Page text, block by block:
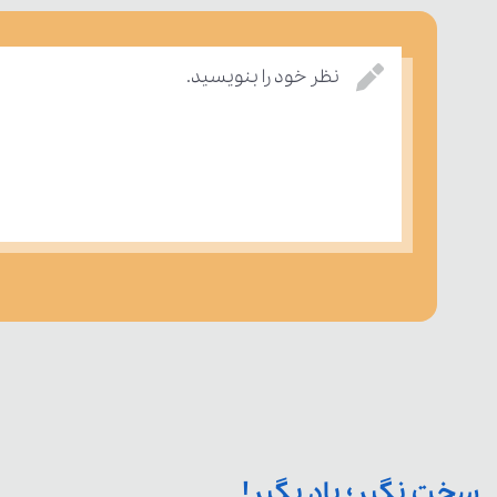
نظر خود را بنویسید.